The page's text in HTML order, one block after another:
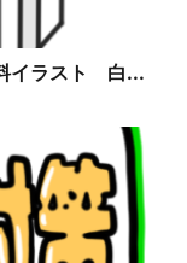
イラスト 白...